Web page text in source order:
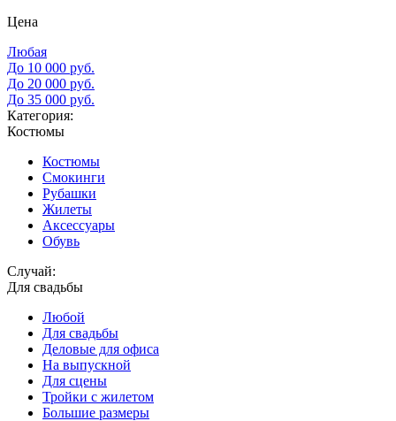
Цена
Любая
До 10 000 руб.
До 20 000 руб.
До 35 000 руб.
Категория:
Костюмы
Костюмы
Смокинги
Рубашки
Жилеты
Аксессуары
Обувь
Случай:
Для свадьбы
Любой
Для свадьбы
Деловые для офиса
На выпускной
Для сцены
Тройки с жилетом
Большие размеры